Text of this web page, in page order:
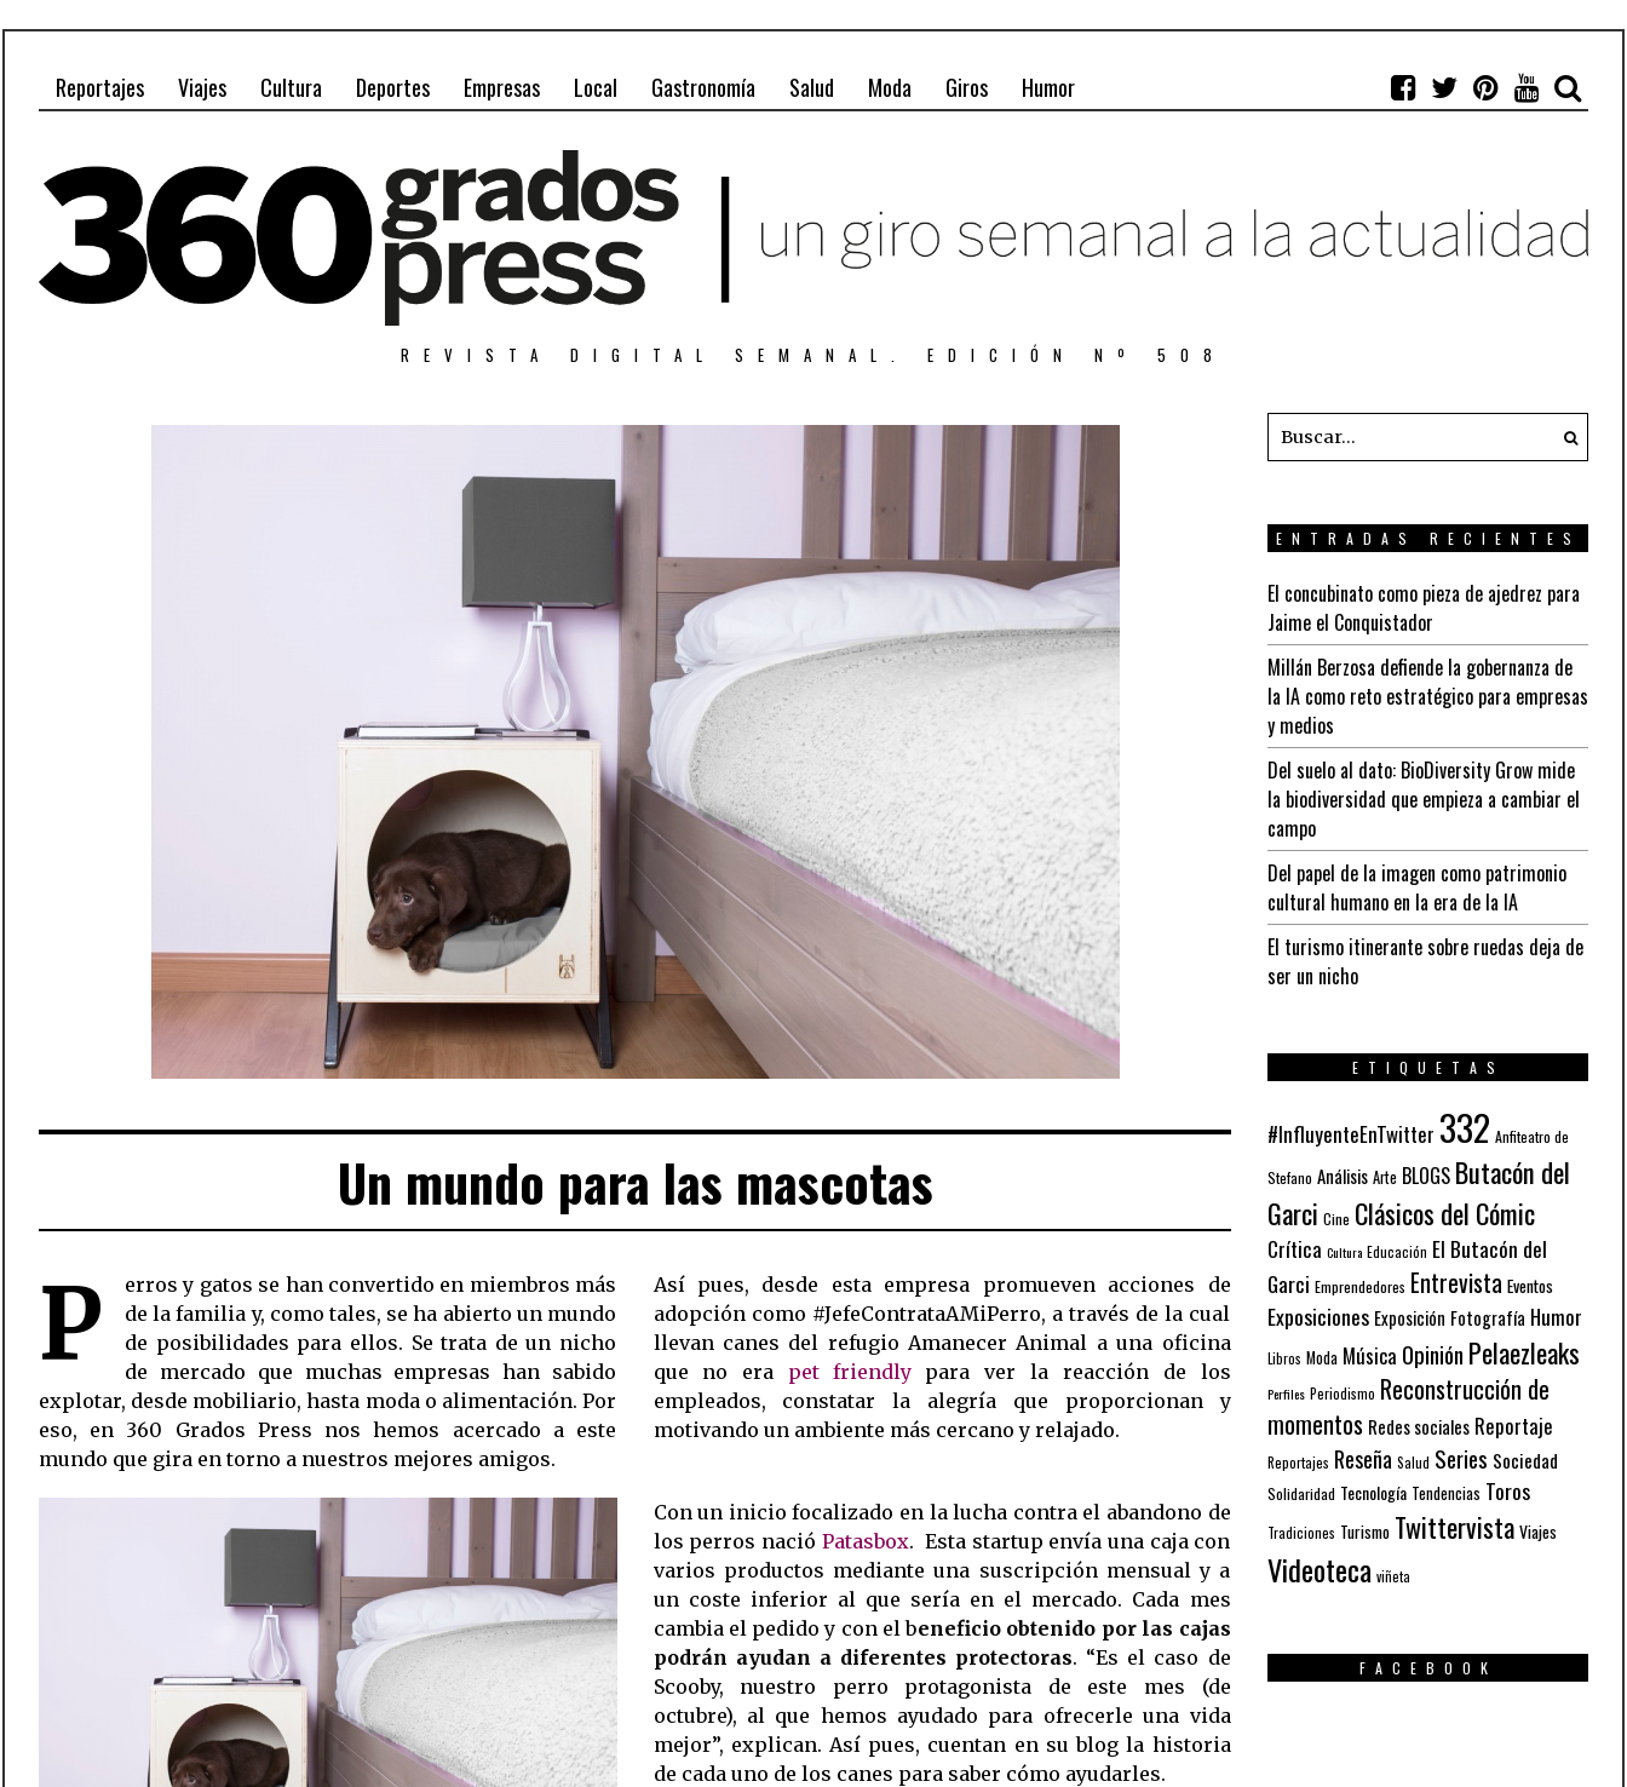
Reportajes Viajes Cultura Deportes Empresas Local Gastronomía Salud Moda Giros Humor
REVISTA DIGITAL SEMANAL. EDICIÓN Nº 508
Un mundo para las mascotas
P
erros y gatos se han convertido en miembros más
de la familia y, como tales, se ha abierto un mundo
de posibilidades para ellos. Se trata de un nicho
de mercado que muchas empresas han sabido
explotar, desde mobiliario, hasta moda o alimentación. Por
eso, en 360 Grados Press nos hemos acercado a este
mundo que gira en torno a nuestros mejores amigos.
Así pues, desde esta empresa promueven acciones de
adopción como #JefeContrataAMiPerro, a través de la cual
llevan canes del refugio Amanecer Animal a una oficina
que no era pet friendlypara ver la reacción de los
empleados, constatar la alegría que proporcionan y
motivando un ambiente más cercano y relajado.
Con un inicio focalizado en la lucha contra el abandono de
los perros nació Patasbox. Esta startup envía una caja con
varios productos mediante una suscripción mensual y a
un coste inferior al que sería en el mercado. Cada mes
cambia el pedido y con el beneficio obtenido por las cajas
podrán ayudan a diferentes protectoras. “Es el caso de
Scooby, nuestro perro protagonista de este mes (de
octubre), al que hemos ayudado para ofrecerle una vida
mejor”, explican. Así pues, cuentan en su blog la historia
de cada uno de los canes para saber cómo ayudarles.
ENTRADAS RECIENTES
El concubinato como pieza de ajedrez para
Jaime el Conquistador
Millán Berzosa defiende la gobernanza de
la IA como reto estratégico para empresas
y medios
Del suelo al dato: BioDiversity Grow mide
la biodiversidad que empieza a cambiar el
campo
Del papel de la imagen como patrimonio
cultural humano en la era de la IA
El turismo itinerante sobre ruedas deja de
ser un nicho
ETIQUETAS
#InfluyenteEnTwitter 332 Anfiteatro de
Stefano Análisis Arte BLOGS Butacón del
Garci Cine Clásicos del Cómic
Crítica Cultura Educación El Butacón del
Garci Emprendedores Entrevista Eventos
Exposiciones Exposición Fotografía Humor
Libros Moda Música Opinión Pelaezleaks
Perfiles Periodismo Reconstrucción de
momentos Redes sociales Reportaje
Reportajes Reseña Salud Series Sociedad
Solidaridad Tecnología Tendencias Toros
Tradiciones Turismo Twittervista Viajes
Videoteca viñeta
FACEBOOK